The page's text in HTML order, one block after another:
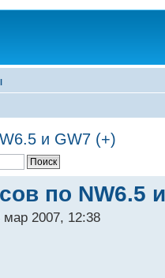
и GW7 (+)
по NW6.5
мар 2007, 12:38